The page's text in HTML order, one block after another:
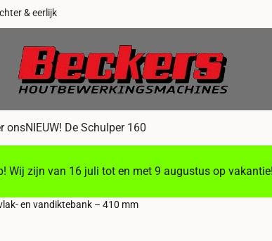
& eerlijk
onsNIEUW! De Schulper 160
Wij zijn van 16 juli tot en met 9 augustus op vakantie!
en vandiktebank – 410 mm